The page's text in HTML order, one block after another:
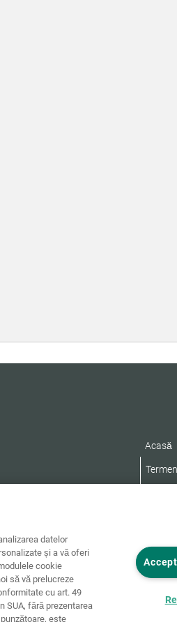
Acasă
datelor
și a vă oferi
cookie
să vă prelucreze
cu art. 49
SUA, fără prezentarea
este